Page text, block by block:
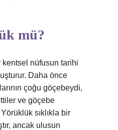
mü?
kentsel nüfusun tarihi
Daha önce
çoğu göçebeydi,
ve göçebe
sıklıkla bir
ancak ulusun